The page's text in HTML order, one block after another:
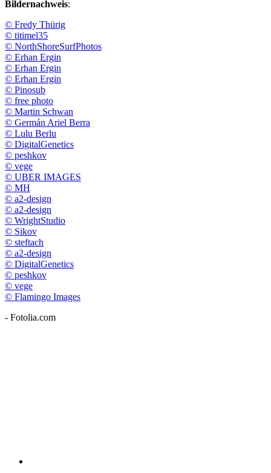
Bildernachweis:
© Fredy Thürig
© titimel35
© NorthShoreSurfPhotos
© Erhan Ergin
© Erhan Ergin
© Erhan Ergin
© Pinosub
© free photo
© Martin Schwan
© Germán Ariel Berra
© Lulu Berlu
© DigitalGenetics
© peshkov
© vege
© UBER IMAGES
© MH
© a2-design
© a2-design
© WrightStudio
© Sikov
© steftach
© a2-design
© DigitalGenetics
© peshkov
© vege
© Flamingo Images
- Fotolia.com